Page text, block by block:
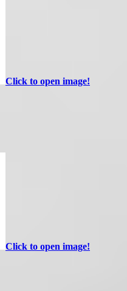
Click to open image!
Click to open image!